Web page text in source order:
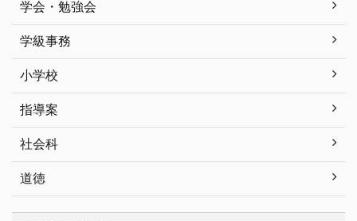
学会・勉強会
学級事務
小学校
指導案
社会科
道徳